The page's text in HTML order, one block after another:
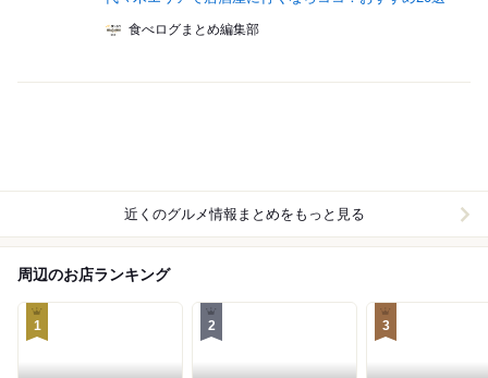
食べログまとめ編集部
近くのグルメ情報まとめをもっと見る
周辺のお店ランキング
1 2 3